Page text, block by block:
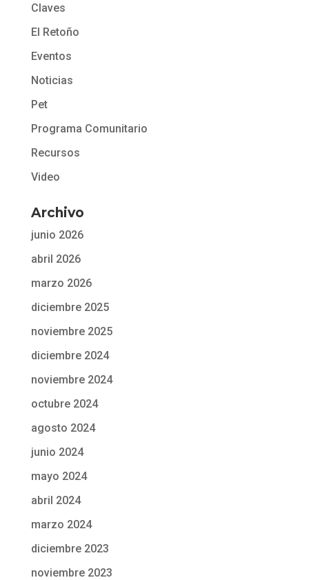
Claves
El Retoño
Eventos
Noticias
Pet
Programa Comunitario
Recursos
Video
Archivo
junio 2026
abril 2026
marzo 2026
diciembre 2025
noviembre 2025
diciembre 2024
noviembre 2024
octubre 2024
agosto 2024
junio 2024
mayo 2024
abril 2024
marzo 2024
diciembre 2023
noviembre 2023